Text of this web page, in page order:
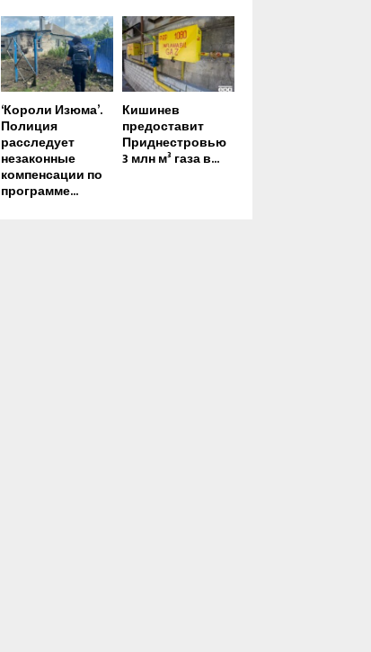
‘Короли Изюма’.
Полиция
расследует
незаконные
компенсации по
программе...
Кишинев
предоставит
Приднестровью
3 млн м³ газа в...